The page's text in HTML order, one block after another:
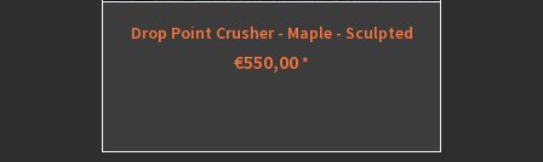
Drop Point Crusher - Maple - Sculpted
€550,00*